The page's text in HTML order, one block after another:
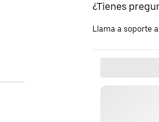
¿Tienes
Llama a soporte